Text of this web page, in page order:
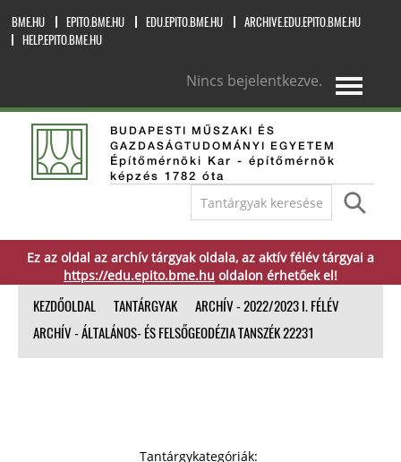
BME.HU EPITO.BME.HU EDU.EPITO.BME.HU
ARCHIVE.EDU.EPITO.BME.HU
HELP.EPITO.BME.HU
Nincs bejelentkezve.
BUDAPESTI MŰSZAKI ÉS
GAZDASÁGTUDOMÁNYI EGYETEM
Építőmérnöki Kar - építőmérnök
képzés 1782 óta
Ez az oldal az archív tárgyak oldala, az aktív félév tárgyai a
https://edu.epito.bme.hu oldalon érhetőek el!
KEZDŐOLDAL TANTÁRGYAK
ARCHÍV - 2022/2023 I. FÉLÉV
ARCHÍV - ÁLTALÁNOS- ÉS FELSŐGEODÉZIA TANSZÉK 22231
Tantárgykategóriák: